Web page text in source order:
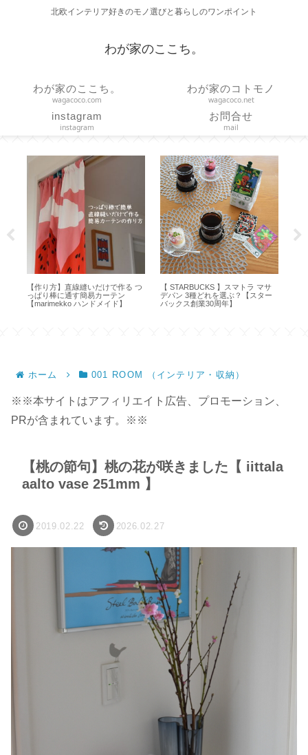
北欧インテリア好きのモノ選びと暮らしのワンポイント
わが家のここち。
わが家のここち。
wagacoco.com
わが家のコトモノ
wagacoco.net
instagram
instagram
お問合せ
mail
【作り方】直線縫いだけで作る つ
っぱり棒に通す簡易カーテン
【marimekko ハンドメイド】
【 STARBUCKS 】スマトラ マサ
デパン 3種どれを選ぶ？【スター
バックス創業30周年】
ホーム 001 ROOM （インテリア・収納）
※※本サイトはアフィリエイト広告、プロモーション、
PRが含まれています。※※
【桃の節句】桃の花が咲きました【 iittala
aalto vase 251mm 】
2019.02.22 2026.02.27